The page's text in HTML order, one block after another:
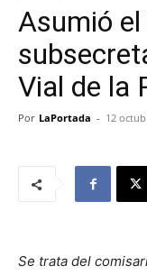
Asumió
Vial de la
Por LaPortada - 12
Se trata del